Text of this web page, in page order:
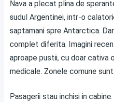
Nava a plecat plina de
sudul Argentinei, intr-o
saptamani spre Antarctica.
complet diferita. Imagini
aproape pustii, cu doar cativa
medicale. Zonele comune
Pasagerii stau inchisi in